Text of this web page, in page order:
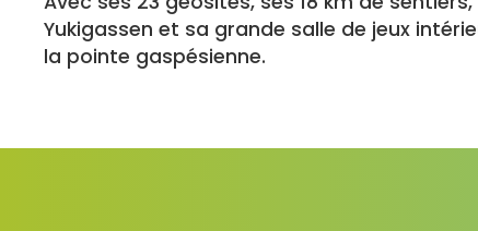
Yukigassen et sa grande salle de jeux
la pointe gaspésienne.